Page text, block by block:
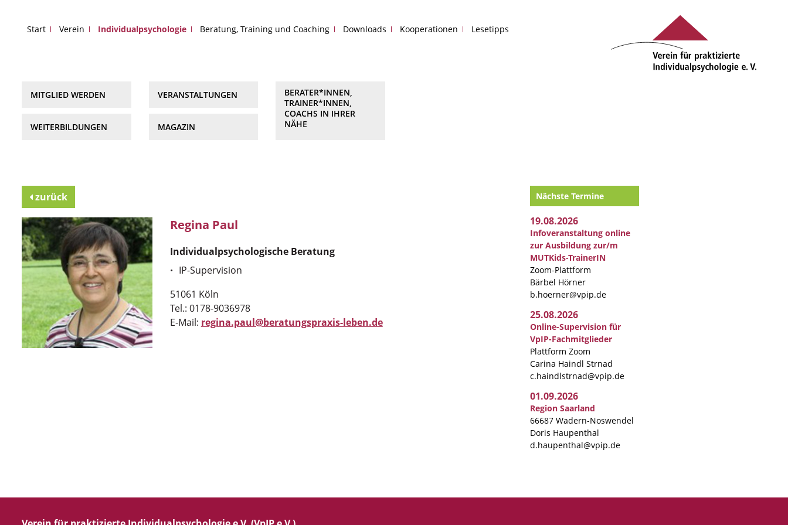
Start Verein Individualpsychologie Beratung, Training und Coaching Downloads Kooperationen Lesetipps
MITGLIED WERDEN
WEITERBILDUNGEN
VERANSTALTUNGEN
MAGAZIN
BERATER*INNEN,
TRAINER*INNEN,
COACHS IN IHRER
NÄHE
zurück
Regina Paul
Individualpsychologische Beratung
IP-Supervision
51061 Köln
Tel.: 0178-9036978
E-Mail: regina.paul@beratungspraxis-leben.de
Nächste Termine
19.08.2026
Infoveranstaltung online
zur Ausbildung zur/m
MUTKids-TrainerIN
Zoom-Plattform
Bärbel Hörner
b.hoerner@vpip.de
25.08.2026
Online-Supervision für
VpIP-Fachmitglieder
Plattform Zoom
Carina Haindl Strnad
c.haindlstrnad@vpip.de
01.09.2026
Region Saarland
66687 Wadern-Noswendel
Doris Haupenthal
d.haupenthal@vpip.de